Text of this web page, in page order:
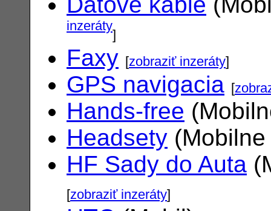
inzeráty]
Faxy [zobraziť inzeráty]
GPS navigacia [
Hands-free
Headsety
HF Sady do Auta
[zobraziť inzeráty]